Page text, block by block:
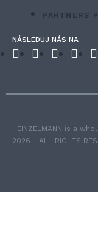
PARTNERS
NÁSLEDUJ NÁS NA
HEINZELMANN is a
2026 - ALL RIGHTS